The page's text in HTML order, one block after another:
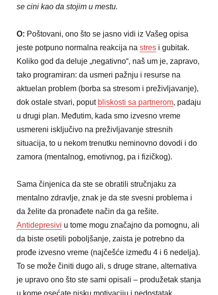
se cini kao da stojim u mestu.
O: Poštovani, ono što se jasno vidi iz Vašeg opisa
jeste potpuno normalna reakcija nastres i gubitak.
Koliko god da deluje „negativno“, naš um je, zapravo,
tako programiran: da usmeri pažnju i resurse na
aktuelan problem (borba sa stresom i preživljavanje),
dok ostale stvari, poput bliskosti sa partnerom, padaju
u drugi plan. Međutim, kada smo izvesno vreme
usmereni isključivo na preživljavanje stresnih
situacija, to u nekom trenutku neminovno dovodi i do
zamora (mentalnog, emotivnog, pa i fizičkog).
Sama činjenica da ste se obratili stručnjaku za
mentalno zdravlje, znak je da ste svesni problema i
da želite da pronađete način da ga rešite.
Antidepresivi u tome mogu značajno da pomognu, ali
da biste osetili poboljšanje, zaista je potrebno da
prođe izvesno vreme (najčešće između 4 i 6 nedelja).
To se može činiti dugo ali, s druge strane, alternativa
je upravo ono što ste sami opisali – produžetak stanja
u kome osećate nisku motivaciju i nedostatak